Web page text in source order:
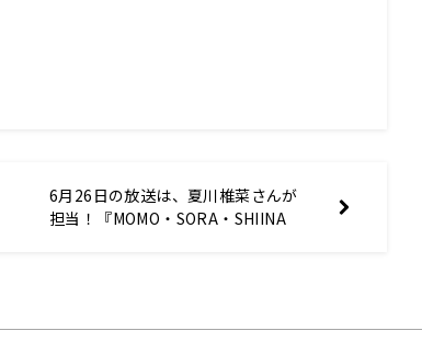
6月26日の放送は、夏川椎菜さんが
担当！『MOMO・SORA・SHIINA